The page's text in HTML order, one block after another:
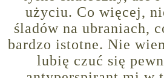
użyciu. Co więcej,
śladów na ubraniach,
bardzo istotne. Nie
lubię czuć się